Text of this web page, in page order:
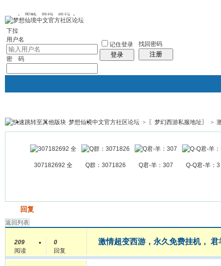
图酷 群组 银行
下拉
用户名
密 码
记住登录
登录
找回密码
注册
银行 群组聚合 我的空间
帖子
梦想仙境中文官方社区论坛 > 〖梦幻西游私服地址〗 >
307182692 全 Q群：3071826 Q君-羊：307 Q-Q君-羊：3
回复
返回列表
209
阅读
0
回复
激情超变西游，永久免费挂机，